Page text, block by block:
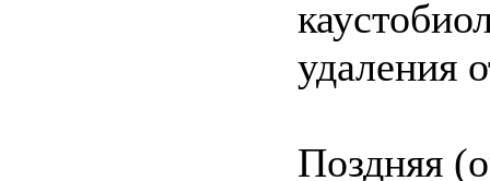
удаления
Поздняя